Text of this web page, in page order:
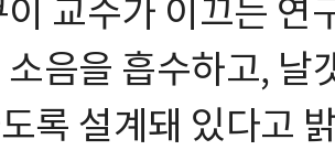
이 교수가 이끄는 연
소음을 흡수하고, 날
록 설계돼 있다고